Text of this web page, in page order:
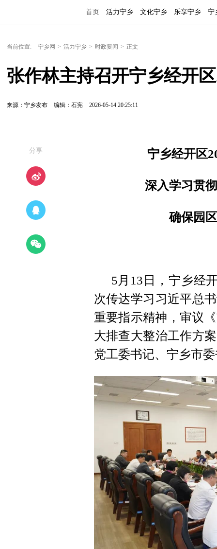
首页 活力宁乡 文化宁乡 乐享宁乡 宁
当前位置: 宁乡网 > 活力宁乡 > 时政要闻 > 正文
张作林主持召开宁乡经开
来源：宁乡发布 编辑：石宪 2026-05-14 20:25:11
—分享— 宁乡经开区
深入学习贯
确保园
5月13日，宁乡经
次传达学习习近平总
重要指示精神，审议
大排查大整治工作方
党工委书记、宁乡市